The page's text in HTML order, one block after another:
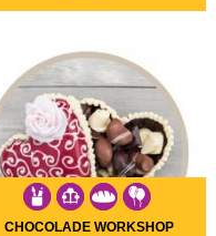
CHOCOLADE WORKSHOP